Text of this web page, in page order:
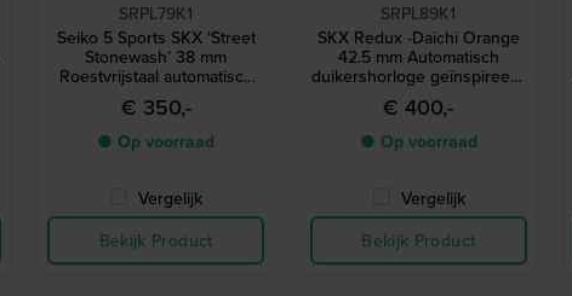
SRPL79K1
Seiko 5 Sports SKX ‘Street
Stonewash’ 38 mm
Roestvrijstaal automatisch
duikerstijl horloge
€ 350,-
● Op voorraad
Vergelijk
Bekijk Product
SRPL89K1
SKX Redux -Daichi Orange
42.5 mm Automatisch
duikershorloge geïnspireerd
op de legendarische
SKX399 uit 1998
€ 400,-
● Op voorraad
Vergelijk
Bekijk Product